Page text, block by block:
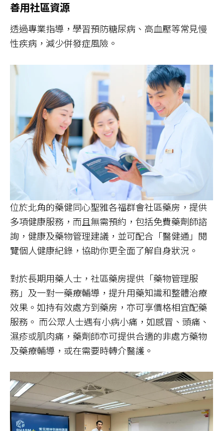
善用社區資源
透過專業指導，學習預防糖尿病、高血壓等常見慢
性疾病，減少併發症風險。
位於北角的藥健同心聖雅各福群會社區藥房，提供
多項健康服務，而且無需預約，包括免費藥劑師諮
詢，健康及藥物管理建議，並可配合「醫健通」 閱
覽個人健康紀錄，協助你更全面了解自身狀況。
對於長期用藥人士，社區藥房提供「藥物管理服
務」及一對一藥療輔導，提升用藥知識和整體治療
效果。如持有效處方到藥房，亦可享價格相宜配藥
服務。 而公眾人士遇有小病小痛，如感冒、頭痛、
濕疹或肌肉痛，藥劑師亦可提供合適的非處方藥物
及藥療輔導，或在需要時轉介醫護。